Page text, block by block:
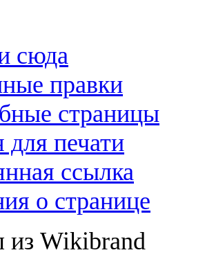
сюда
правки
страницы
для печати
ссылка
о странице
из Wikibrand